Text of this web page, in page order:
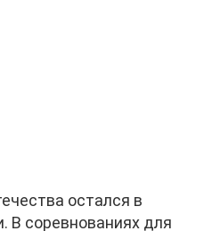
остался в
В соревнованиях для